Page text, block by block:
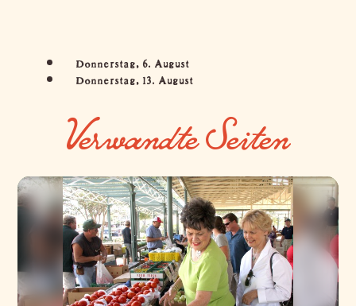
Donnerstag, 6. August
Donnerstag, 13. August
Verwandte Seiten